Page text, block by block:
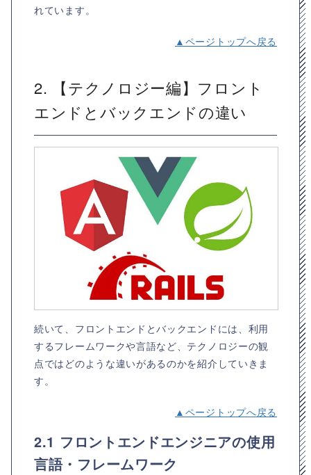
れています。
▲ページトップへ戻る
2. 【テクノロジー編】フロント
エンドとバックエンドの違い
続いて、フロントエンドとバックエンドには、利用
するフレームワークや言語など、テクノロジーの観
点ではどのような違いがあるのかを紹介していきま
す。
▲ページトップへ戻る
2.1 フロントエンドエンジニアの使用
言語・フレームワーク